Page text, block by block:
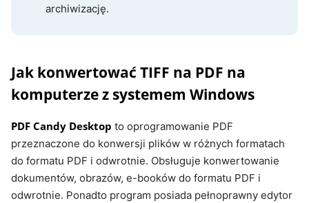
archiwizację.
Jak konwertować TIFF na PDF na
komputerze z systemem Windows
PDF Candy Desktop to oprogramowanie PDF
przeznaczone do konwersji plików w różnych formatach
do formatu PDF i odwrotnie. Obsługuje konwertowanie
dokumentów, obrazów, e-booków do formatu PDF i
odwrotnie. Ponadto program posiada pełnoprawny edytor